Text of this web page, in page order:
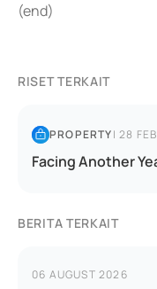
(end)
RISET TERKAIT
PROPERTY|28
Facing Another
BERITA TERKAIT
06 AUGUST 2026